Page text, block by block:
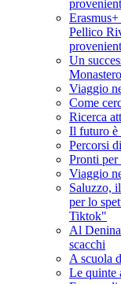
Pellico
Un
Viaggio
Come
Ricerca
Il futuro è
Percorsi
Pronti
Viaggio
Saluzzo,
per lo
Tiktok"
Al
scacchi
A scuola
Le quinte